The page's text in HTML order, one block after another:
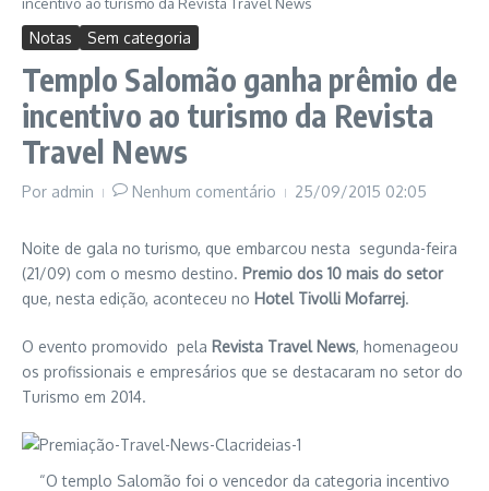
Notas Sem categoria
Templo Salomão ganha prêmio de
incentivo ao turismo da Revista
Travel News
Por admin Nenhum comentário 25/09/2015 02:05
Noite de gala no turismo, que embarcou nesta segunda-feira
(21/09) com o mesmo destino. Premio dos 10 mais do setor
que, nesta edição, aconteceu no Hotel Tivolli Mofarrej.
O evento promovido pela Revista Travel News, homenageou
os profissionais e empresários que se destacaram no setor do
Turismo em 2014.
“O templo Salomão foi o vencedor da categoria incentivo